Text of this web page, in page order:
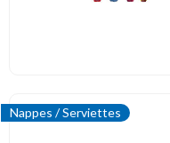
Nappes / Serviettes